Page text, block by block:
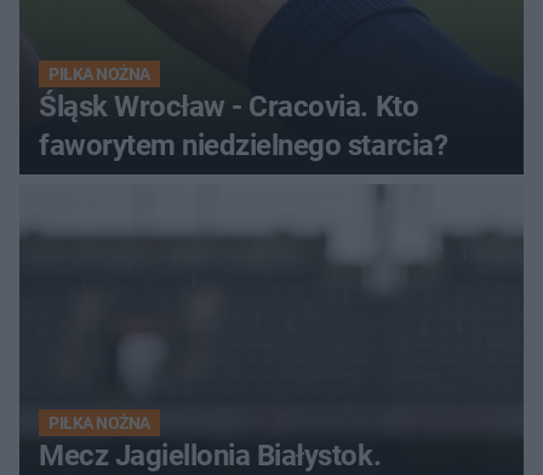
PIŁKA NOŻNA
Śląsk Wrocław - Cracovia. Kto
faworytem niedzielnego starcia?
PIŁKA NOŻNA
Mecz Jagiellonia Białystok.